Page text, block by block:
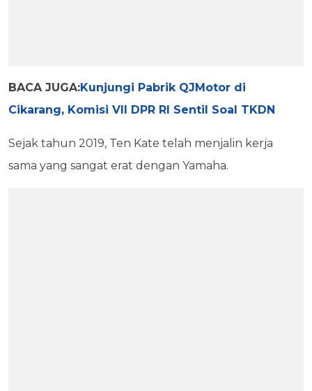
BACA JUGA:Kunjungi Pabrik QJMotor di
Cikarang, Komisi VII DPR RI Sentil Soal TKDN
Sejak tahun 2019, Ten Kate telah menjalin kerja
sama yang sangat erat dengan Yamaha.